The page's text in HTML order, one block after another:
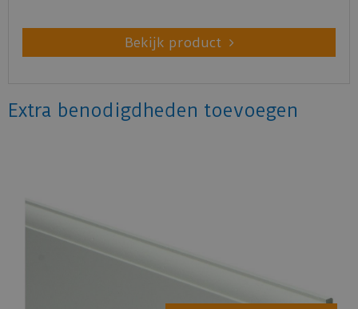
Bekijk product
Extra benodigdheden toevoegen